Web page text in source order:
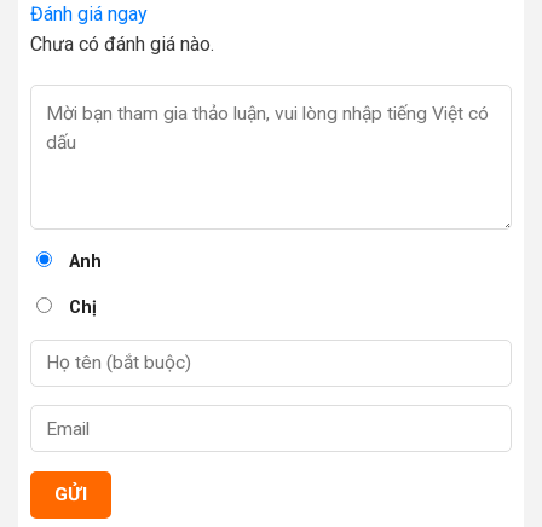
Đánh giá ngay
Chưa có đánh giá nào.
Anh
Chị
GỬI